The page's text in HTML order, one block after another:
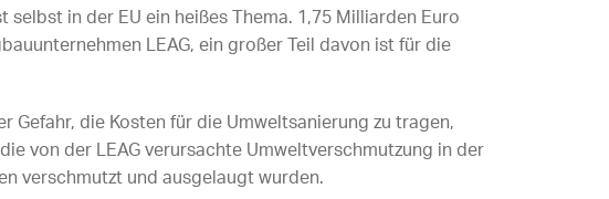
in der EU ein heißes Thema. 1,75 Milliarden Euro
LEAG, ein großer Teil davon ist für die
Gefahr, die Kosten für die Umweltsanierung zu tragen,
von der LEAG verursachte Umweltverschmutzung in der
verschmutzt und ausgelaugt wurden.